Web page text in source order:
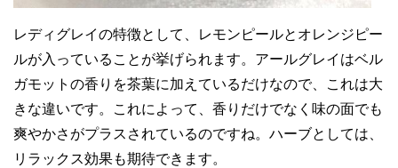
レディグレイの特徴として、レモンピールとオレンジピー
ルが入っていることが挙げられます。アールグレイはベル
ガモットの香りを茶葉に加えているだけなので、これは大
きな違いです。これによって、香りだけでなく味の面でも
爽やかさがプラスされているのですね。ハーブとしては、
リラックス効果も期待できます。